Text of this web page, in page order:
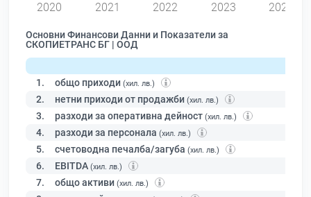
2020 2021 2022 2023 2024
Основни Финансови Данни и Показатели за
СКОПИЕТРАНС БГ | ООД
1. общо приходи (хил. лв.)
2. нетни приходи от продажби (хил. лв.)
3. разходи за оперативна дейност (хил. лв.)
4. разходи за персонала (хил. лв.)
5. счетоводна печалба/загуба (хил. лв.)
6. EBITDA (хил. лв.)
7. общо активи (хил. лв.)